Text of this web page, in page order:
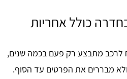
כולל אחריות
לרכב מתבצע רק פעם בכמה שנים,
מבררים את הפרטים עד הסוף.